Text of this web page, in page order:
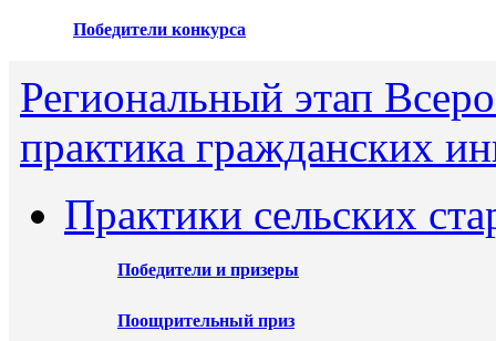
Победители конкурса
Региональный этап
практика гражданских
Практики сельских
Победители и призеры
Поощрительный приз